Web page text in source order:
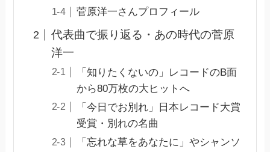
菅原洋一さんプロフィール
代表曲で振り返る・あの時代の菅原
洋一
「知りたくないの」レコードのB面
から80万枚の大ヒットへ
「今日でお別れ」日本レコード大賞
受賞・別れの名曲
「忘れな草をあなたに」やシャンソ